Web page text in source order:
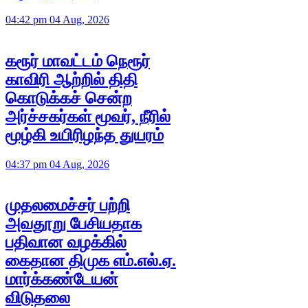
04:42 pm 04 Aug, 2026
கரூர் மாவட்டம் நெரூர்
காவிரி ஆற்றில் திதி
கொடுக்கச் சென்ற
அர்ச்சகர்கள் மூவர், நீரில்
மூழ்கி உயிரிழந்த துயரம்
04:37 pm 04 Aug, 2026
முதலமைச்சர் பற்றி
அவதூறு பேசியதாக
பதிவான வழக்கில்
கைதான திமுக எம்.எல்.ஏ.
மார்க்கண்டேயன்
விடுதலை